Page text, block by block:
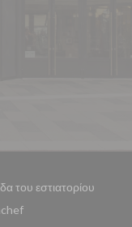
του εστιατορίου
((ανοίγει σε νέο